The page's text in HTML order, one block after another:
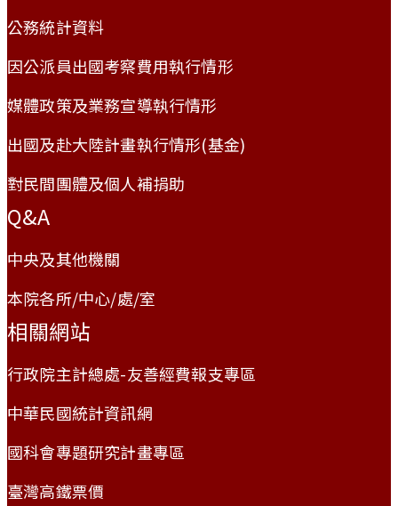
公務統計資料
因公派員出國考察費用執行情形
媒體政策及業務宣導執行情形
出國及赴大陸計畫執行情形(基金)
對民間團體及個人補捐助
Q&A
中央及其他機關
本院各所/中心/處/室
相關網站
行政院主計總處-友善經費報支專區
中華民國統計資訊網
國科會專題研究計畫專區
臺灣高鐵票價